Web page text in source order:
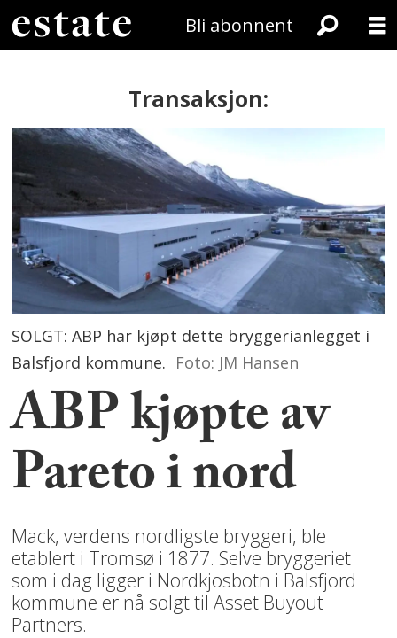
Bli abonnent
Transaksjon:
SOLGT: ABP har kjøpt dette bryggerianlegget i
Balsfjord kommune. Foto: JM Hansen
ABP kjøpte av
Pareto i nord
Mack, verdens nordligste bryggeri, ble
etablert i Tromsø i 1877. Selve bryggeriet
som i dag ligger i Nordkjosbotn i Balsfjord
kommune er nå solgt til Asset Buyout
Partners.